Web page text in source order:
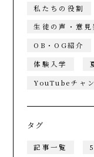
私たちの役割
生徒の声・意見
OB・OG紹介
体験入学
YouTubeチャ
タグ
記事一覧